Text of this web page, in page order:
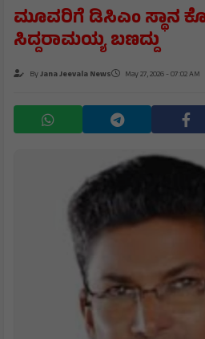
ಮೂವರಿಗೆ ಡಿಸಿಎಂ ಸ್ಥಾನ
ಸಿದ್ದರಾಮಯ್ಯ ಬಣದ್ದು
ByJana Jeevala News May 27, 2026 - 07:02 AM